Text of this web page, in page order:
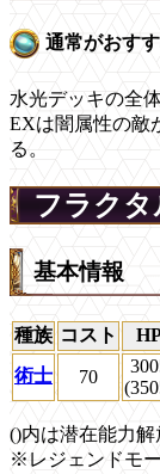
通常がおす
水光デッキの全
EXは闇属性の敵
る。
フラク
基本情報
種族 コスト
術士
70
()内は潜在能力解
※レジェンドモ